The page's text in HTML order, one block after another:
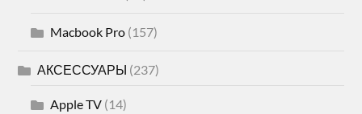
Macbook Pro (157)
АКСЕССУАРЫ (237)
Apple TV (14)